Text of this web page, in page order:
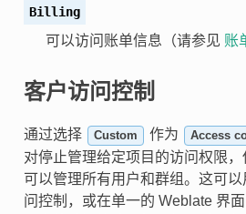
Billing
可以访问账单信息（请参见 账
客户访问控制
通过选择 Custom 作为 Access
对停止管理给定项目的访问权限
可以管理所有用户和群组。这可
问控制，或在单一的 Weblate 界